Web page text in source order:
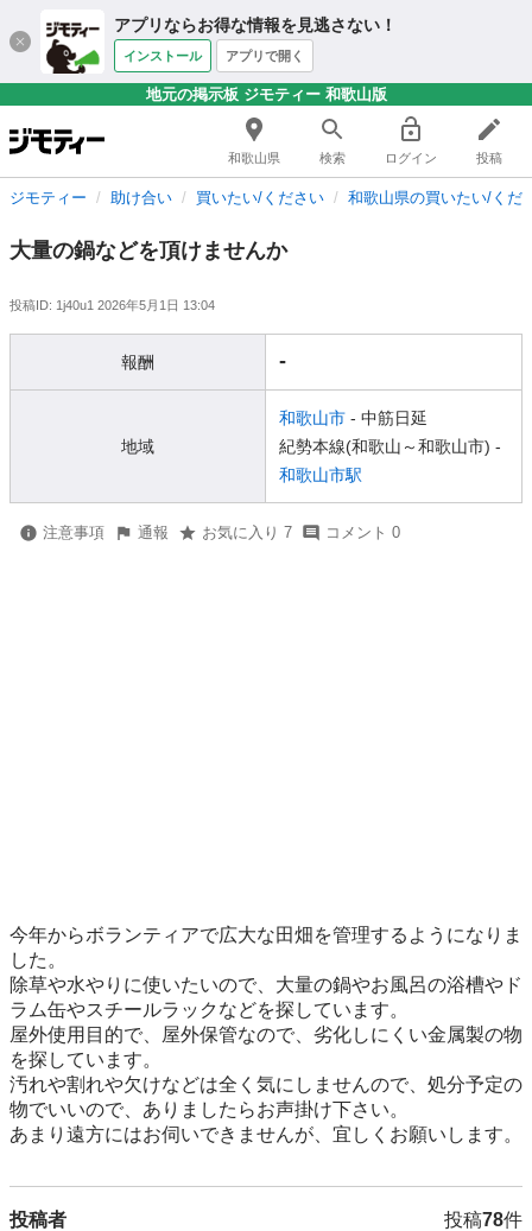
アプリならお得な情報を見逃さない！
インストール アプリで開く
地元の掲示板 ジモティー 和歌山版
和歌山県 検索 ログイン 投稿
ジモティー 助け合い 買いたい/ください 和歌山県の買いたい/くだ
大量の鍋などを頂けませんか
投稿ID: 1j40u1 2026年5月1日 13:04
報酬 -
地域
和歌山市 - 中筋日延
紀勢本線(和歌山～和歌山市) -
和歌山市駅
注意事項 通報 お気に入り 7 コメント 0
今年からボランティアで広大な田畑を管理するようになりま
した。
除草や水やりに使いたいので、大量の鍋やお風呂の浴槽やド
ラム缶やスチールラックなどを探しています。
屋外使用目的で、屋外保管なので、劣化しにくい金属製の物
を探しています。
汚れや割れや欠けなどは全く気にしませんので、処分予定の
物でいいので、ありましたらお声掛け下さい。
あまり遠方にはお伺いできませんが、宜しくお願いします。
投稿者 投稿78件